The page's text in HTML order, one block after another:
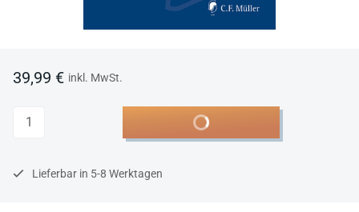
39,99 € inkl. MwSt.
Anzahl In den Warenkorb
Lieferbar in 5-8 Werktagen